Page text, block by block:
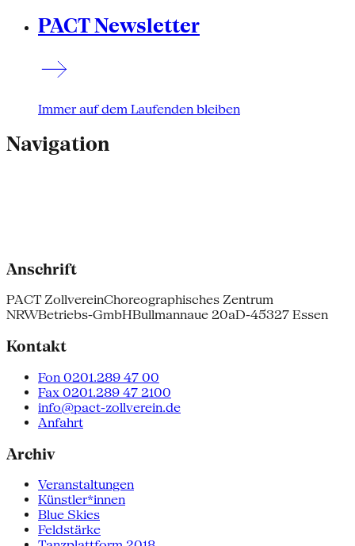
PACT Newsletter
Immer auf dem Laufenden bleiben
Navigation
Anschrift
PACT ZollvereinChoreographisches Zentrum
NRWBetriebs-GmbHBullmannaue 20aD-45327 Essen
Kontakt
Fon 0201.289 47 00
Fax 0201.289 47 2100
info@pact-zollverein.de
Anfahrt
Archiv
Veranstaltungen
Künstler*innen
Blue Skies
Feldstärke